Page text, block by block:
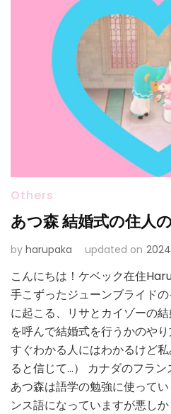
Others
あつ森 結婚式の住人
by harupaka updated on
こんにちは！ケベック在住
手こずったジューンブライド
に起こる、リサとカイゾーの
を呼んで結婚式を行うかのや
すぐわかる人にはわかるけど
ると信じて…） カナダのフラン
あつ森は語学の勉強に使って
ンス語になっていますが悪し